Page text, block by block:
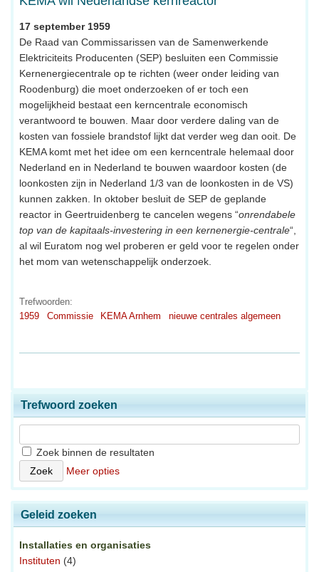
17 september 1959
De Raad van Commissarissen van de Samenwerkende
Elektriciteits Producenten (SEP) besluiten een Commissie
Kernenergiecentrale op te richten (weer onder leiding van
Roodenburg) die moet onderzoeken of er toch een
mogelijkheid bestaat een kerncentrale economisch
verantwoord te bouwen. Maar door verdere daling van de
kosten van fossiele brandstof lijkt dat verder weg dan ooit. De
KEMA komt met het idee om een kerncentrale helemaal door
Nederland en in Nederland te bouwen waardoor kosten (de
loonkosten zijn in Nederland 1/3 van de loonkosten in de VS)
kunnen zakken. In oktober besluit de SEP de geplande
reactor in Geertruidenberg te cancelen wegens “onrendabele
top van de kapitaals-investering in een kernenergie-centrale“,
al wil Euratom nog wel proberen er geld voor te regelen onder
het mom van wetenschappelijk onderzoek.
Trefwoorden:
1959
Commissie KEMA Arnhem nieuwe centrales algemeen
Trefwoord zoeken
Zoek binnen de resultaten
Meer opties
Geleid zoeken
Installaties en organisaties
Instituten (4)